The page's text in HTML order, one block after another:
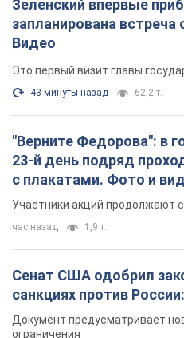
час назад 1,9 т.
Сенат США одобрил
санкциях против
час назад 4,0 т.